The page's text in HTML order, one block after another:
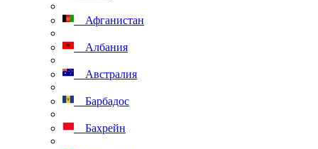
Афганистан
Албания
Австралия
Барбадос
Бахрейн